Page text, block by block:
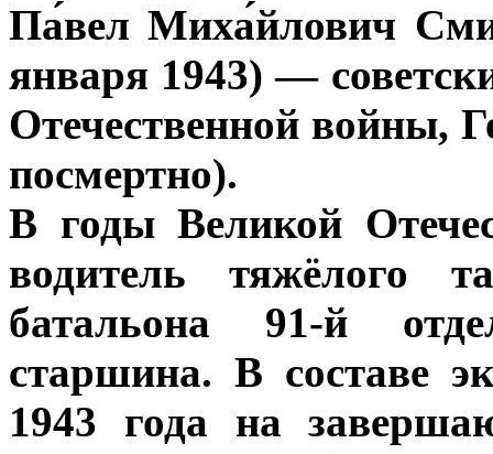
Па́вел Миха́йлович
января 1943) —
Отечественной войны,
посмертно).
В годы Великой
водитель тяжёлого
батальона 91-й
старшина. В составе
1943 года на